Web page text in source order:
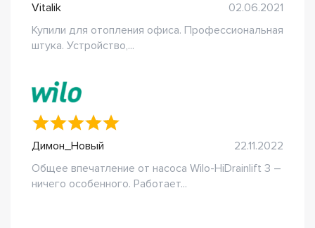
Vitalik
02.06.2021
Купили для отопления офиса. Профессиональная
штука. Устройство,...
Димон_Новый
22.11.2022
Общее впечатление от насоса Wilo-HiDrainlift 3 –
ничего особенного. Работает...